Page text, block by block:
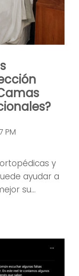
PM
y
ayudar a
su...